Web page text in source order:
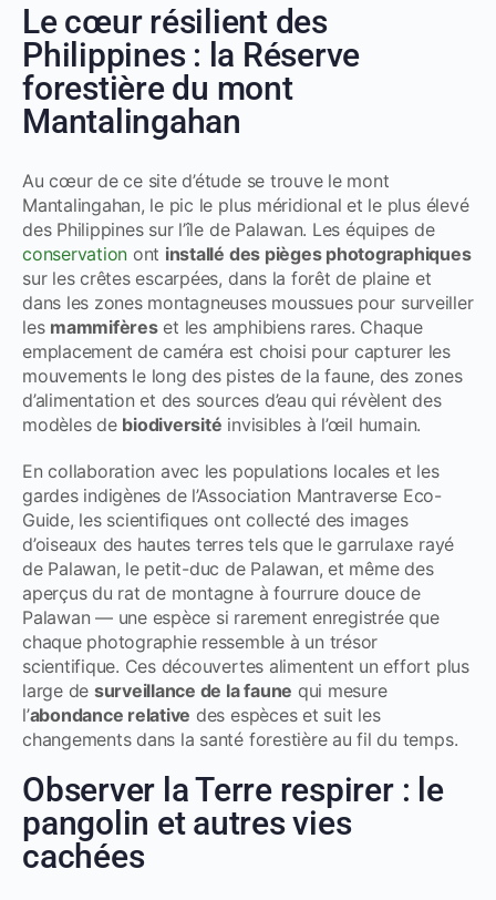
Le cœur résilient des
Philippines : la Réserve
forestière du mont
Mantalingahan
Au cœur de ce site d’étude se trouve le mont
Mantalingahan, le pic le plus méridional et le plus élevé
des Philippines sur l’île de Palawan. Les équipes de
conservation ont installé des pièges photographiques
sur les crêtes escarpées, dans la forêt de plaine et
dans les zones montagneuses moussues pour surveiller
les mammifèreset les amphibiens rares. Chaque
emplacement de caméra est choisi pour capturer les
mouvements le long des pistes de la faune, des zones
d’alimentation et des sources d’eau qui révèlent des
modèles de biodiversité invisibles à l’œil humain.
En collaboration avec les populations locales et les
gardes indigènes de l’Association Mantraverse Eco-
Guide, les scientifiques ont collecté des images
d’oiseaux des hautes terres tels que le garrulaxe rayé
de Palawan, le petit-duc de Palawan, et même des
aperçus du rat de montagne à fourrure douce de
Palawan — une espèce si rarement enregistrée que
chaque photographie ressemble à un trésor
scientifique. Ces découvertes alimentent un effort plus
large de surveillance de la faune qui mesure
l’abondance relative des espèces et suit les
changements dans la santé forestière au fil du temps.
Observer la Terre respirer : le
pangolin et autres vies
cachées